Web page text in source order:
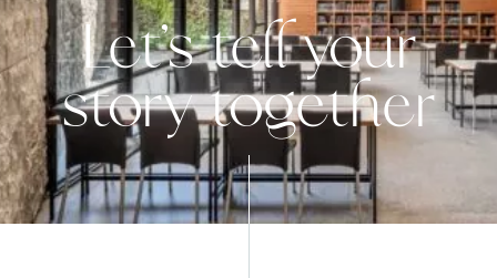
Let’s tell your
story together